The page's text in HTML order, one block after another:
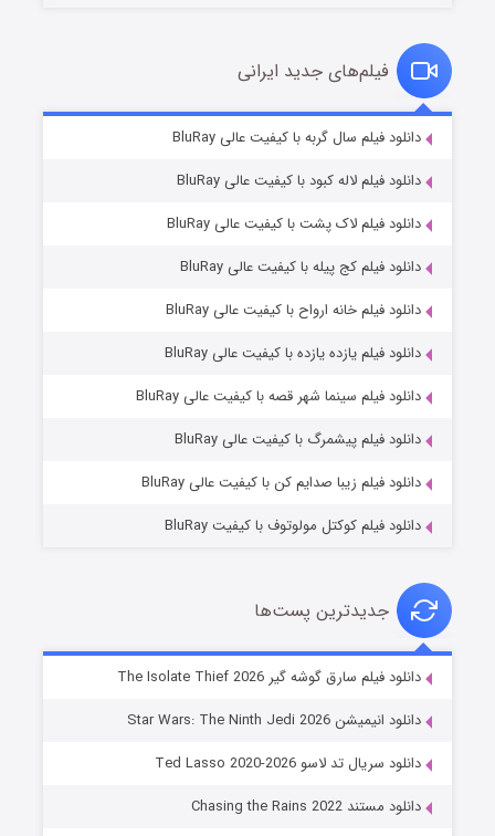
قسمت۷ (زیرنویس) منتشر شد
خاندان اژدها فصل ۳
فیلم‌های جدید ایرانی
دانلود فیلم سال گربه با کیفیت عالی BluRay
دانلود فیلم لاله کبود با کیفیت عالی BluRay
دانلود فیلم لاک پشت با کیفیت عالی BluRay
دانلود فیلم کج‌ پیله با کیفیت عالی BluRay
دانلود فیلم خانه ارواح با کیفیت عالی BluRay
دانلود فیلم یازده یازده با کیفیت عالی BluRay
دانلود فیلم سینما شهر قصه با کیفیت عالی BluRay
دانلود فیلم پیشمرگ با کیفیت عالی BluRay
دانلود فیلم زیبا صدایم کن با کیفیت عالی BluRay
دانلود فیلم کوکتل مولوتوف با کیفیت BluRay
جدیدترین پست‌ها
دانلود فیلم سارق گوشه گیر The Isolate Thief 2026
دانلود انیمیشن Star Wars: The Ninth Jedi 2026
دانلود سریال تد لاسو Ted Lasso 2020-2026
دانلود مستند Chasing the Rains 2022